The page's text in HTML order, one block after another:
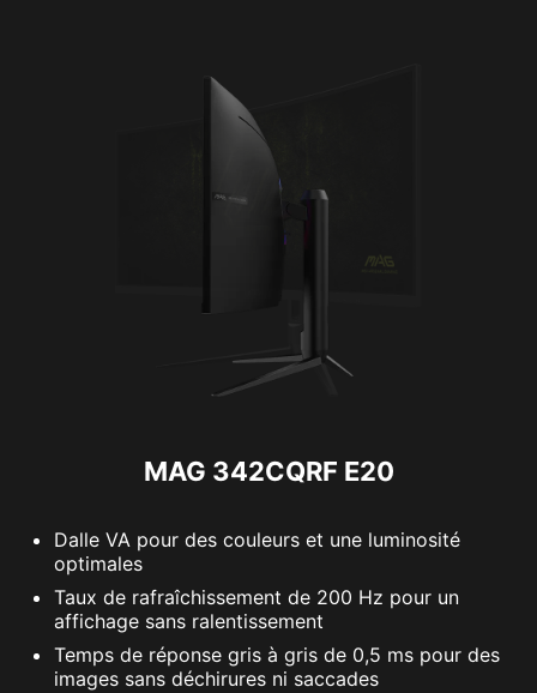
MAG 342CQRF E20
Dalle VA pour des couleurs et une luminosité
optimales
Taux de rafraîchissement de 200 Hz pour un
affichage sans ralentissement
Temps de réponse gris à gris de 0,5 ms pour des
images sans déchirures ni saccades